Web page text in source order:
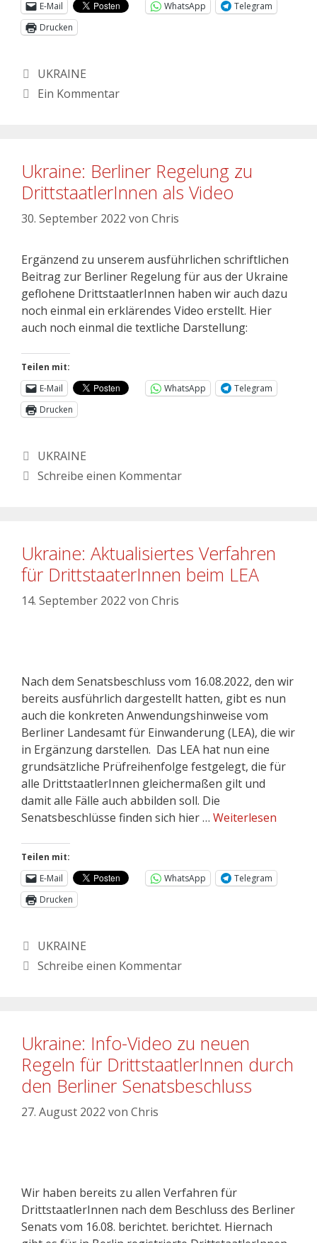
E-Mail
WhatsApp
Telegram
Drucken
UKRAINE
Ein Kommentar
Ukraine: Berliner Regelung zu
DrittstaatlerInnen als Video
30. September 2022 von Chris
Ergänzend zu unserem ausführlichen schriftlichen
Beitrag zur Berliner Regelung für aus der Ukraine
geflohene DrittstaatlerInnen haben wir auch dazu
noch einmal ein erklärendes Video erstellt. Hier
auch noch einmal die textliche Darstellung:
Teilen mit:
E-Mail
WhatsApp
Telegram
Drucken
UKRAINE
Schreibe einen Kommentar
Ukraine: Aktualisiertes Verfahren
für DrittstaaterInnen beim LEA
14. September 2022 von Chris
Nach dem Senatsbeschluss vom 16.08.2022, den wir
bereits ausführlich dargestellt hatten, gibt es nun
auch die konkreten Anwendungshinweise vom
Berliner Landesamt für Einwanderung (LEA), die wir
in Ergänzung darstellen. Das LEA hat nun eine
grundsätzliche Prüfreihenfolge festgelegt, die für
alle DrittstaatlerInnen gleichermaßen gilt und
damit alle Fälle auch abbilden soll. Die
Senatsbeschlüsse finden sich hier … Weiterlesen
Teilen mit:
E-Mail
WhatsApp
Telegram
Drucken
UKRAINE
Schreibe einen Kommentar
Ukraine: Info-Video zu neuen
Regeln für DrittstaatlerInnen durch
den Berliner Senatsbeschluss
27. August 2022 von Chris
Wir haben bereits zu allen Verfahren für
DrittstaatlerInnen nach dem Beschluss des Berliner
Senats vom 16.08. berichtet. berichtet. Hiernach